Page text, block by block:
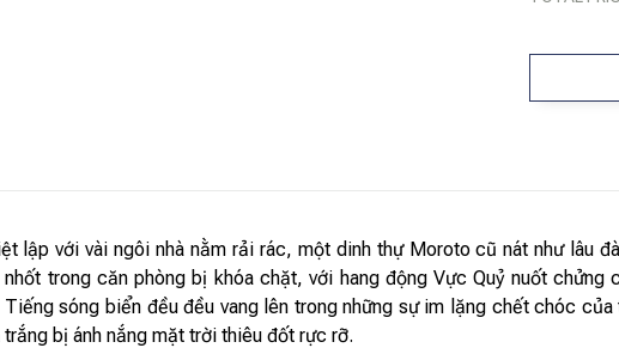
lập với vài ngôi nhà nằm rải rác, một dinh thự Moroto cũ nát như lâu
nhốt trong căn phòng bị khóa chặt, với hang động Vực Quỷ nuốt
sóng biển đều đều vang lên trong những sự im lặng chết chóc
bị ánh nắng mặt trời thiêu đốt rực rỡ.